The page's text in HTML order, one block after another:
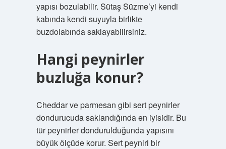
yapısı bozulabilir. Sütaş Süzme’yi kendi
kabında kendi suyuyla birlikte
buzdolabında saklayabilirsiniz.
Hangi peynirler
buzluğa konur?
Cheddar ve parmesan gibi sert peynirler
dondurucuda saklandığında en iyisidir. Bu
tür peynirler dondurulduğunda yapısını
büyük ölçüde korur. Sert peyniri bir